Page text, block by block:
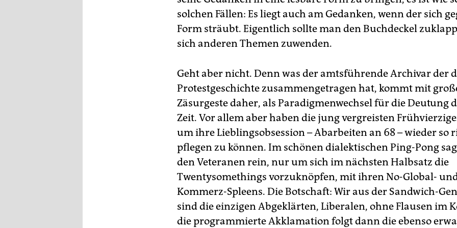
solchen Fällen: Es liegt auch am Gedanken, wenn der sich
Form sträubt. Eigentlich sollte man den Buchdeckel
sich anderen Themen zuwenden.
Geht aber nicht. Denn was der amtsführende Archivar der
Protestgeschichte zusammengetragen hat, kommt mit
Zäsurgeste daher, als Paradigmenwechsel für die Deutung
Zeit. Vor allem aber haben die jung vergreisten
um ihre Lieblingsobsession – Abarbeiten an 68 – wieder so
pflegen zu können. Im schönen dialektischen Ping-Pong
den Veteranen rein, nur um sich im nächsten Halbsatz die
Twentysomethings vorzuknöpfen, mit ihren No-Global-
Kommerz-Spleens. Die Botschaft: Wir aus der Sandwich-
sind die einzigen Abgeklärten, Liberalen, ohne Flausen im
die programmierte Akklamation folgt dann die ebenso